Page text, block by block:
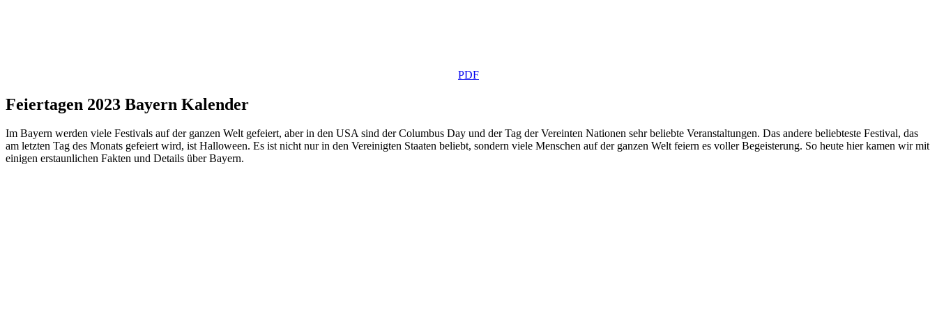
PDF
Feiertagen 2023 Bayern Kalender
Im Bayern werden viele Festivals auf der ganzen Welt gefeiert, aber in den USA sind der Columbus Day und der Tag der Vereinten Nationen sehr beliebte Veranstaltungen. Das andere beliebteste Festival, das
am letzten Tag des Monats gefeiert wird, ist Halloween. Es ist nicht nur in den Vereinigten Staaten beliebt, sondern viele Menschen auf der ganzen Welt feiern es voller Begeisterung. So heute hier kamen wir mit
einigen erstaunlichen Fakten und Details über Bayern.